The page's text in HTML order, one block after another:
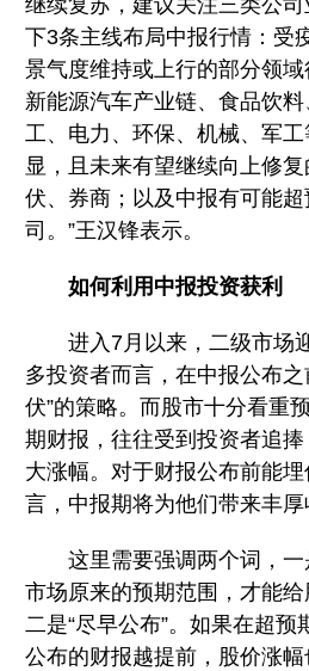
继续复苏，建议关注三类公
下3条主线布局中报行情：受
景气度维持或上行的部分领域
新能源汽车产业链、食品饮
工、电力、环保、机械、军
显，且未来有望继续向上修
伏、券商；以及中报有可能
司。”王汉锋表示。
如何利用中报投资获利
进入7月以来，二级市场
多投资者而言，在中报公布
伏”的策略。而股市十分看重
期财报，往往受到投资者追
大涨幅。对于财报公布前能
言，中报期将为他们带来丰厚
这里需要强调两个词，一
市场原来的预期范围，才能给
二是“尽早公布”。如果在超预
公布的财报越提前，股价涨